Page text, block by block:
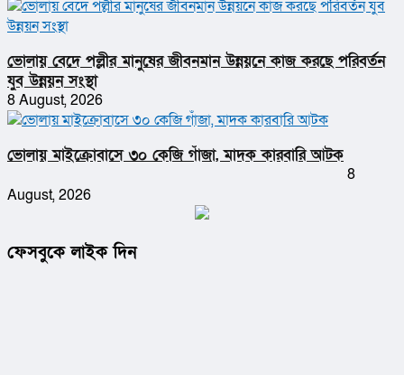
ভোলায় বেদে পল্লীর মানুষের জীবনমান উন্নয়নে কাজ করছে পরিবর্তন
যুব উন্নয়ন সংস্থা
8 August, 2026
ভোলায় মাইক্রোবাসে ৩০ কেজি গাঁজা, মাদক কারবারি আটক
8
August, 2026
ফেসবুকে লাইক দিন